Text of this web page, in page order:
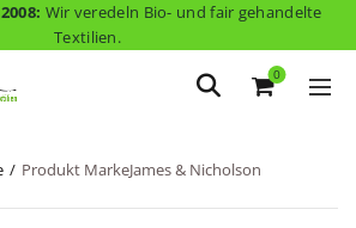
Wir veredeln Bio- und fair gehandelte
Textilien.
0
Produkt MarkeJames & Nicholson